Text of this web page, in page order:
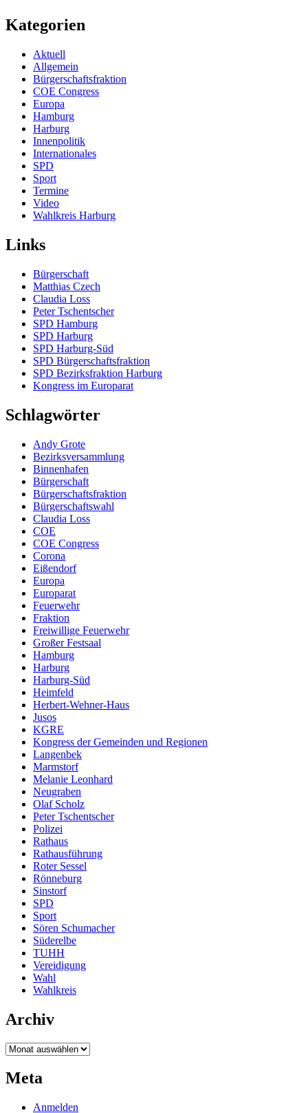
Kategorien
Aktuell
Allgemein
Bürgerschaftsfraktion
COE Congress
Europa
Hamburg
Harburg
Innenpolitik
Internationales
SPD
Sport
Termine
Video
Wahlkreis Harburg
Links
Bürgerschaft
Matthias Czech
Claudia Loss
Peter Tschentscher
SPD Hamburg
SPD Harburg
SPD Harburg-Süd
SPD Bürgerschaftsfraktion
SPD Bezirksfraktion Harburg
Kongress im Europarat
Schlagwörter
Andy Grote
Bezirksversammlung
Binnenhafen
Bürgerschaft
Bürgerschaftsfraktion
Bürgerschaftswahl
Claudia Loss
COE
COE Congress
Corona
Eißendorf
Europa
Europarat
Feuerwehr
Fraktion
Freiwillige Feuerwehr
Großer Festsaal
Hamburg
Harburg
Harburg-Süd
Heimfeld
Herbert-Wehner-Haus
Jusos
KGRE
Kongress der Gemeinden und Regionen
Langenbek
Marmstorf
Melanie Leonhard
Neugraben
Olaf Scholz
Peter Tschentscher
Polizei
Rathaus
Rathausführung
Roter Sessel
Rönneburg
Sinstorf
SPD
Sport
Sören Schumacher
Süderelbe
TUHH
Vereidigung
Wahl
Wahlkreis
Archiv
Archiv
Meta
Anmelden